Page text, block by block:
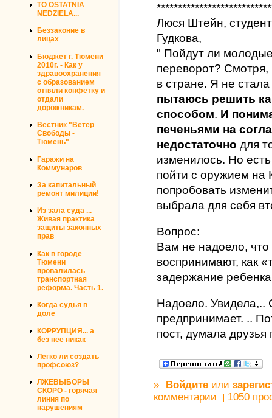
TO OSTATNIA
NEDZIELA...
Беззаконие в
лицах
Бюджет г. Тюмени
2010г. - Как у
здравоохранения
с образованием
отняли конфетку и
отдали
дорожникам.
Вестник "Ветер
Свободы -
Тюмень"
Гаражи на
Коммунаров
За капитальный
ремонт милиции!
Из зала суда ...
Живая практика
защиты законных
прав
Как в городе
Тюмени
провалилась
транспортная
реформа. Часть 1.
Когда судья в
доле
КОРРУПЦИЯ... а
без нее никак
Легко ли создать
профсоюз?
ЛЖЕВЫБОРЫ
СКОРО - горячая
линия по
нарушениям
Люся Штейн,
Гудкова,
" Пойдут ли
переворот? Смотря,
в стране. Я не
пытаюсь решить
способом. И
печеньями на
недостаточно для
изменилось. Но
пойти с оружием на
попробовать
выбрала для себя
Вопрос:
Вам не надоело,
воспринимают, как
задержание
Надоело. Увидела,..
предпринимает. ..
пост, думала друзья
» Войдите или
комментарии
1050